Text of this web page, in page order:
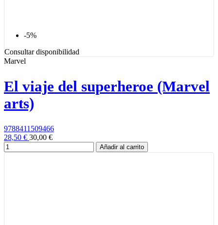
-5%
Consultar disponibilidad
Marvel
El viaje del superheroe (Marvel
arts)
9788411509466
28,50 € 30,00 €
Añadir al carrito